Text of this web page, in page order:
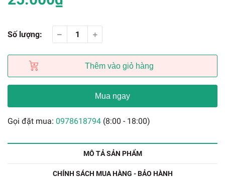
Số lượng:
Thêm vào giỏ hàng
Mua ngay
Gọi đặt mua: 0978618794 (8:00 - 18:00)
MÔ TẢ SẢN PHẨM
CHÍNH SÁCH MUA HÀNG - BẢO HÀNH